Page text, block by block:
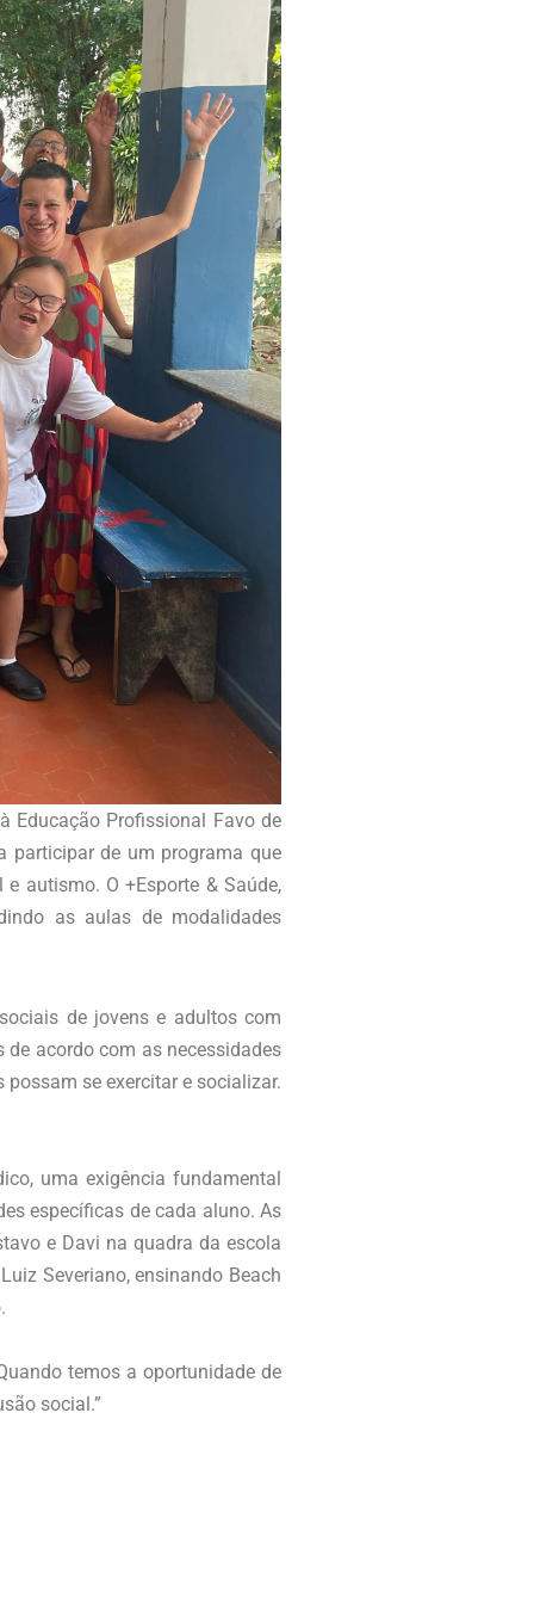
Educação Profissional Favo de
participar de um programa que
autismo. O +Esporte & Saúde,
as aulas de modalidades
de jovens e adultos com
acordo com as necessidades
se exercitar e socializar.
uma exigência fundamental
específicas de cada aluno. As
e Davi na quadra da escola
Severiano, ensinando Beach
temos a oportunidade de
social.”